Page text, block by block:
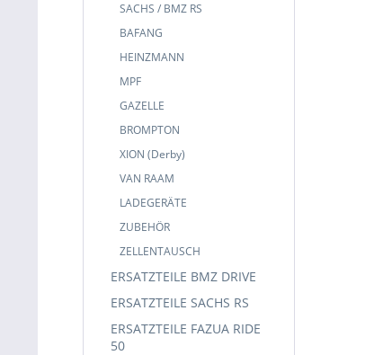
SACHS / BMZ RS
BAFANG
HEINZMANN
MPF
GAZELLE
BROMPTON
XION (Derby)
VAN RAAM
LADEGERÄTE
ZUBEHÖR
ZELLENTAUSCH
ERSATZTEILE BMZ DRIVE
ERSATZTEILE SACHS RS
ERSATZTEILE FAZUA RIDE
50